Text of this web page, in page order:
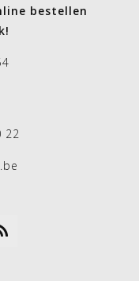
bestellen
22